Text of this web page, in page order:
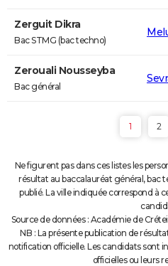
Zerguit Dikra
Bac STMG (bac techno)
Zerouali Nousseyba
Bac général
1 2
Ne figurent pas dans ces listes les
résultat au baccalauréat général, bac
publié. La ville indiquée correspond à
Source de données : Académie de
NB : La présente publication de
notification officielle. Les candidats sont
officielles ou leurs